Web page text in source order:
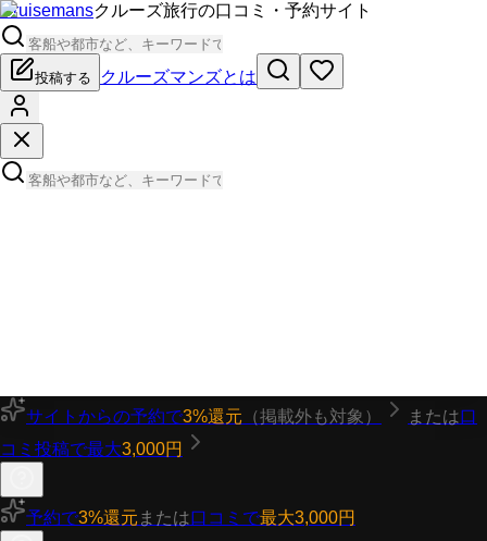
Cruisemansクルーズ旅行の口コミ・予約サイト
投稿する クルーズマンズとは
サイトからの予約で3%還元 （掲載外も対象） または口
コミ投稿で最大3,000円
予約で3%還元 または口コミで最大3,000円